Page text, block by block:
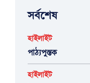
সর্বশেষ
হাইলাইট
পাঠ্যপুস্তক
হাইলাইট